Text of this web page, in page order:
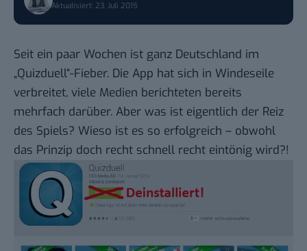
Aktualisiert: 23. Juli 2015
Seit ein paar Wochen ist ganz Deutschland im
„Quizduell“-Fieber. Die App hat sich in Windeseile
verbreitet, viele Medien berichteten bereits
mehrfach darüber. Aber was ist eigentlich der Reiz
des Spiels? Wieso ist es so erfolgreich – obwohl
das Prinzip doch recht schnell recht eintönig wird?!